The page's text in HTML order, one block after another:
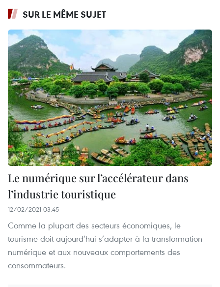
SUR LE MÊME SUJET
Le numérique sur l’accélérateur dans
l’industrie touristique
12/02/2021 03:45
Comme la plupart des secteurs économiques, le
tourisme doit aujourd’hui s’adapter à la transformation
numérique et aux nouveaux comportements des
consommateurs.